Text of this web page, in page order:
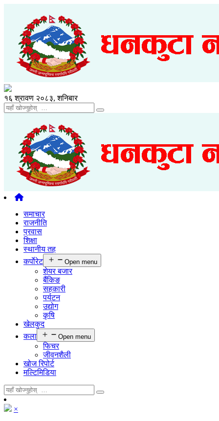
१६ श्रावण २०८३, शनिबार
समाचार
राजनीति
प्रवास
शिक्षा
स्थानीय तह
कर्पाेरेट
Open menu
शेयर बजार
बैंकिङ
सहकारी
पर्यटन
उद्योग
कृषि
खेलकुद
कला
Open menu
फिचर
जीवनशैली
खोज रिपोर्ट
मल्टिमिडिया
×